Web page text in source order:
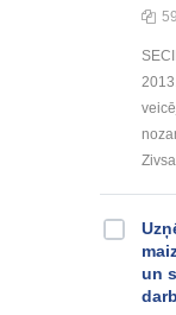
59
un